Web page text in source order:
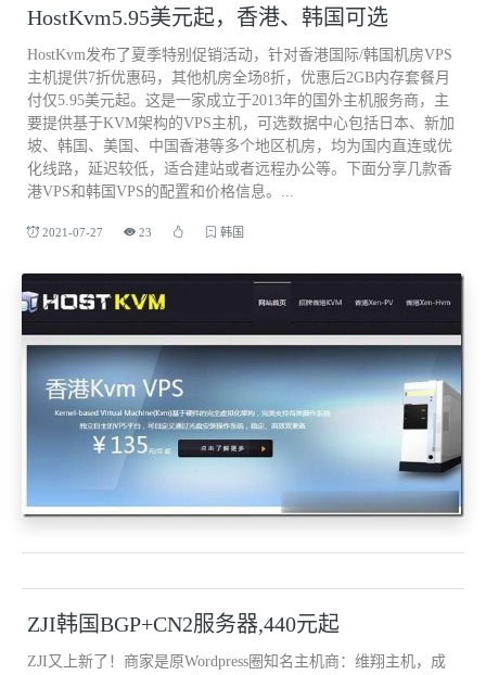
HostKvm5.95美元起，香港、韩国可选
HostKvm发布了夏季特别促销活动，针对香港国际/韩国机房VPS
主机提供7折优惠码，其他机房全场8折，优惠后2GB内存套餐月
付仅5.95美元起。这是一家成立于2013年的国外主机服务商，主
要提供基于KVM架构的VPS主机，可选数据中心包括日本、新加
坡、韩国、美国、中国香港等多个地区机房，均为国内直连或优
化线路，延迟较低，适合建站或者远程办公等。下面分享几款香
港VPS和韩国VPS的配置和价格信息。...
2021-07-27 23 韩国
ZJI韩国BGP+CN2服务器,440元起
ZJI又上新了！商家是原Wordpress圈知名主机商：维翔主机，成